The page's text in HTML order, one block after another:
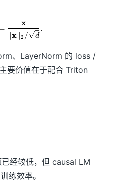
=
∥x∥2 / d
x
.
、LayerNorm 的 loss /
要价值在于配合 Triton
经较低，但 causal LM
练效率。